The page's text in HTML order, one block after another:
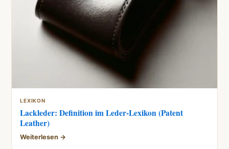
LEXIKON
Lackleder: Definition im Leder-Lexikon (Patent
Leather)
Weiterlesen →